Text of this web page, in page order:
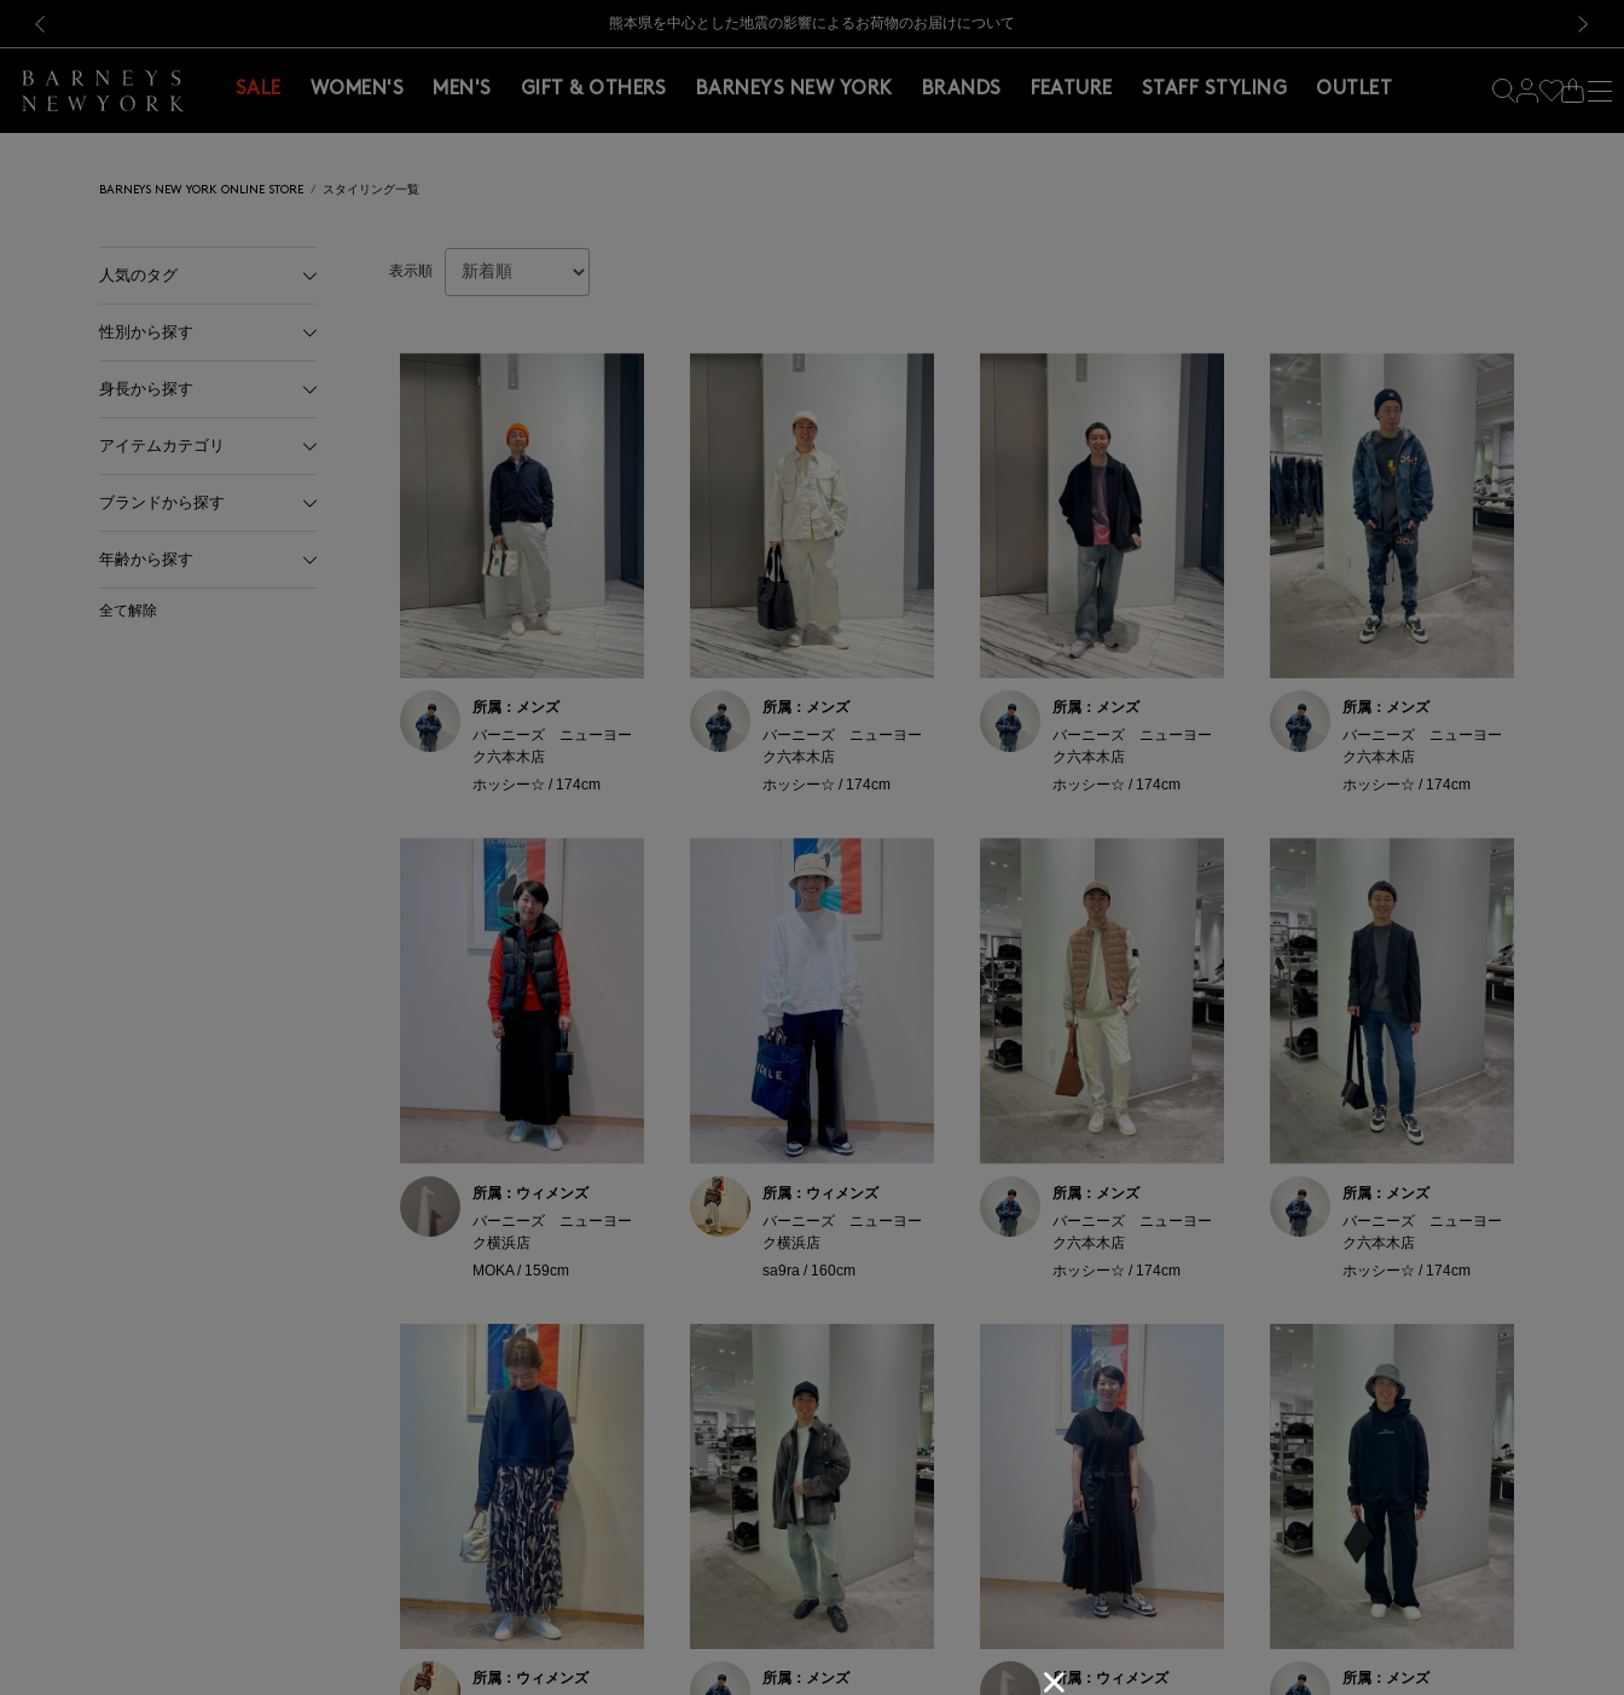
新規登録のお客様も対象！＜MY BARNEYS＞会員のお客様は11,000円（税込）以上のお買上げで常時送料無料！お買い物の際は会員登録を！
【夏季休業に伴う返品・交換承り一時停止のお知らせ】（2026.8.5）
熊本県を中心とした地震の影響によるお荷物のお届けについて
【開催中】SUMMER SALEのご案内・ご注意事項
新規登録のお客様も対象！＜MY BARNEYS＞会員のお客様は11,000円（税込）以上のお買上げで常時送料無料！お買い物の際は会員登録を！
【夏季休業に伴う返品・交換承り一時停止のお知らせ】（2026.8.5）
SALE WOMEN'S MEN'S GIFT & OTHERS BARNEYS NEW YORK BRANDS FEATURE STAFF STYLING OUTLET
BARNEYS NEW YORK ONLINE STORE スタイリング一覧
人気のタグ
性別から探す
身長から探す
アイテムカテゴリ
ブランドから探す
年齢から探す
全て解除
表示順
所属：メンズ
バーニーズ ニューヨー
ク六本木店
ホッシー☆ / 174cm
所属：メンズ
バーニーズ ニューヨー
ク六本木店
ホッシー☆ / 174cm
所属：メンズ
バーニーズ ニューヨー
ク六本木店
ホッシー☆ / 174cm
所属：メンズ
バーニーズ ニューヨー
ク六本木店
ホッシー☆ / 174cm
所属：ウィメンズ
バーニーズ ニューヨー
ク横浜店
MOKA / 159cm
所属：ウィメンズ
バーニーズ ニューヨー
ク横浜店
sa9ra / 160cm
所属：メンズ
バーニーズ ニューヨー
ク六本木店
ホッシー☆ / 174cm
所属：メンズ
バーニーズ ニューヨー
ク六本木店
ホッシー☆ / 174cm
所属：ウィメンズ
所属：メンズ
所属：ウィメンズ
所属：メンズ